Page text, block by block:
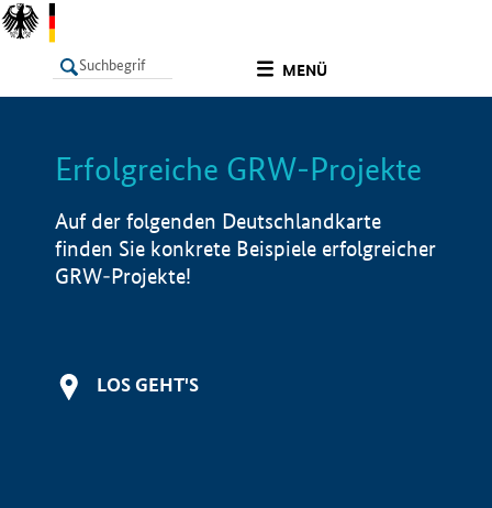
MENÜ
LISTE Info
Erfolgreiche GRW-Projekte
Auf der folgenden Deutschlandkarte
finden Sie konkrete Beispiele erfolgreicher
GRW-Projekte!
LOS GEHT'S